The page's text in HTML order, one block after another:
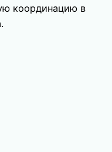
координацию в